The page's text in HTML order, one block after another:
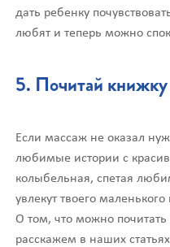
дать ребенку
любят и теперь можно
5. Почитай
Если массаж не оказал
любимые истории с
колыбельная, спетая
увлекут твоего
О том, что можно
расскажем в наших